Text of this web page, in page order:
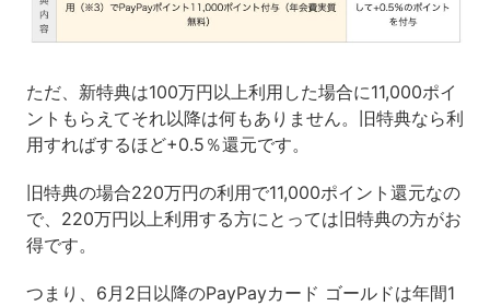
ただ、新特典は100万円以上利用した場合に11,000ポイ
ントもらえてそれ以降は何もありません。旧特典なら利
用すればするほど+0.5％還元です。
旧特典の場合220万円の利用で11,000ポイント還元なの
で、220万円以上利用する方にとっては旧特典の方がお
得です。
つまり、6月2日以降のPayPayカード ゴールドは年間1